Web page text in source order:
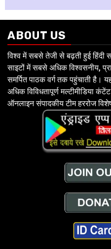
ABOUT US
विश्व में सबसे तेजी से बढ़ती हुई हिंदी
साइटों में सबसे अधिक विश्वसनीय,
समर्पित पाठक वर्ग तक पहुंचाती है।
अधिक विविधतापूर्ण मल्टीमीडिया
ऑनलाइन संपादकीय टीम हररोज